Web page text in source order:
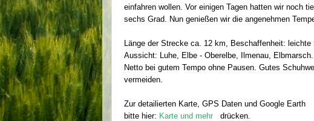
einfahren wollen. Vor einigen Tagen hatten wir noch
sechs Grad. Nun genießen wir die angenehmen
Länge der Strecke ca. 12 km, Beschaffenheit:
Aussicht: Luhe, Elbe - Oberelbe, Ilmenau,
Netto bei gutem Tempo ohne Pausen. Gutes
vermeiden.
Zur detailierten Karte, GPS Daten und Google Earth
bitte hier: Karte und mehr drücken.